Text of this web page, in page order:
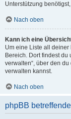
Unterstützung
Nach oben
Kann ich eine
Um eine Liste all
Bereich. Dort findest du
verwalten“, über den
verwalten kannst.
Nach oben
phpBB